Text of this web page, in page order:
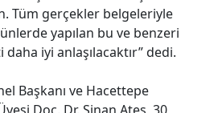
Tüm gerçekler belgeleriyle
yapılan bu ve benzeri
iyi anlaşılacaktır” dedi.
Başkanı ve Hacettepe